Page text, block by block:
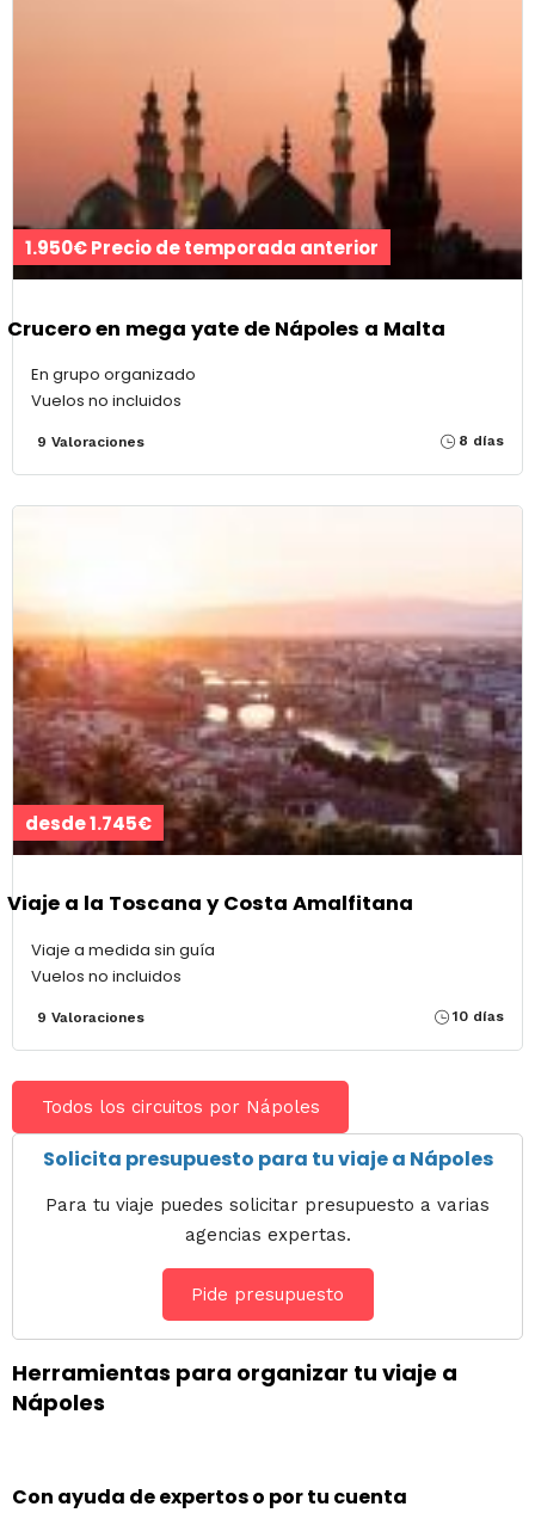
1.950€ Precio de temporada anterior
Crucero en mega yate de Nápoles a Malta
En grupo organizado
Vuelos no incluidos
9 Valoraciones 8 días
desde 1.745€
Viaje a la Toscana y Costa Amalfitana
Viaje a medida sin guía
Vuelos no incluidos
9 Valoraciones 10 días
Todos los circuitos por Nápoles
Solicita presupuesto para tu viaje a Nápoles
Para tu viaje puedes solicitar presupuesto a varias
agencias expertas.
Pide presupuesto
Herramientas para organizar tu viaje a
Nápoles
Con ayuda de expertos o por tu cuenta